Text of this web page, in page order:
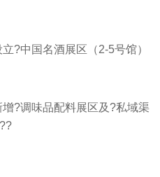
?中国名酒展区（2-5号馆）
?调味品配料展区及?私域渠